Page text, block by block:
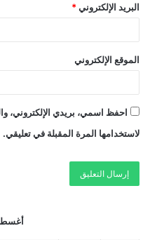
البريد الإلكتروني *
الموقع الإلكتروني
احفظ اسمي، بريدي الإلكتروني،
لاستخدامها المرة المقبلة في تعليقي.
أغسطس